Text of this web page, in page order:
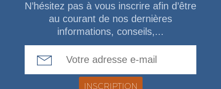
N’hésitez pas à vous inscrire afin d’être
au courant de nos dernières
informations, conseils,...